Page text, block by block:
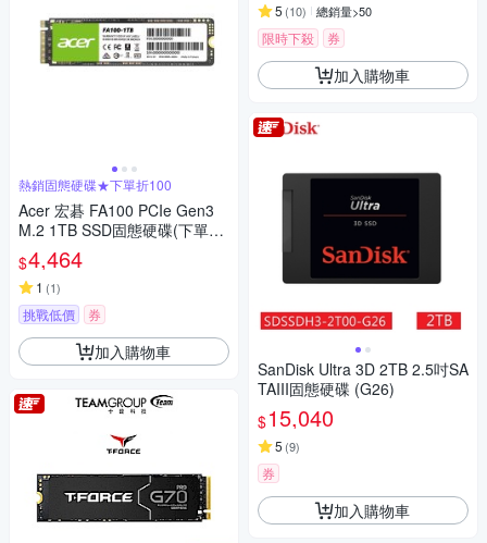
熱銷固態硬碟★下單折100
Acer 宏碁 FA100 PCIe Gen3
M.2 1TB SSD固態硬碟(下單折
百)
$4,464
1 (1)
挑戰低價 券
加入購物車
5 (10) 總銷量>50
限時下殺 券
加入購物車
SanDisk Ultra 3D 2TB 2.5吋SA
TAIII固態硬碟 (G26)
$15,040
5 (9)
券
加入購物車